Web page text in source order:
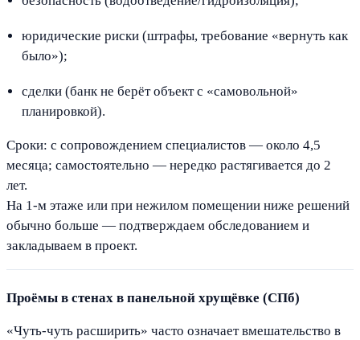
юридические риски (штрафы, требование «вернуть как
было»);
сделки (банк не берёт объект с «самовольной»
планировкой).
Сроки: с сопровождением специалистов — около 4,5
месяца; самостоятельно — нередко растягивается до 2
лет.
На 1-м этаже или при нежилом помещении ниже решений
обычно больше — подтверждаем обследованием и
закладываем в проект.
Проёмы в стенах в панельной хрущёвке (СПб)
«Чуть-чуть расширить» часто означает вмешательство в